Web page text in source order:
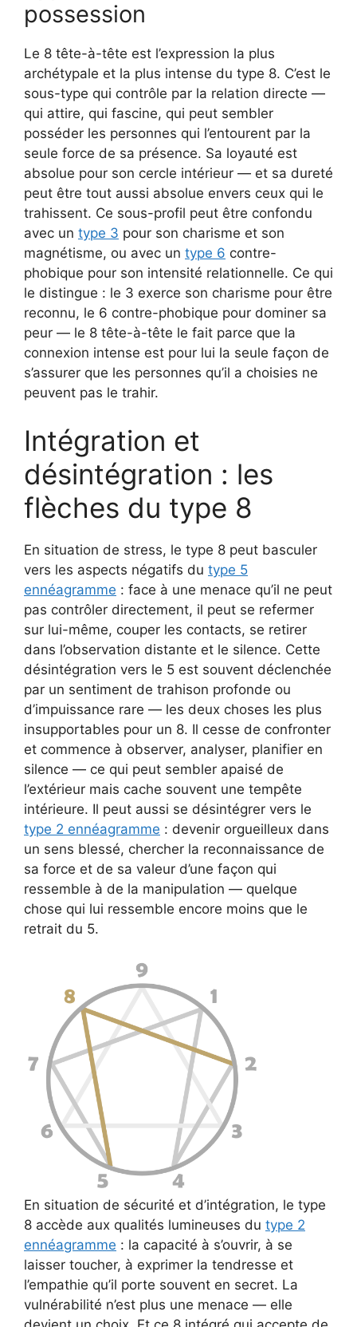
possession
Le 8 tête-à-tête est l’expression la plus
archétypale et la plus intense du type 8. C’est le
sous-type qui contrôle par la relation directe —
qui attire, qui fascine, qui peut sembler
posséder les personnes qui l’entourent par la
seule force de sa présence. Sa loyauté est
absolue pour son cercle intérieur — et sa dureté
peut être tout aussi absolue envers ceux qui le
trahissent. Ce sous-profil peut être confondu
avec un type 3 pour son charisme et son
magnétisme, ou avec un type 6 contre-
phobique pour son intensité relationnelle. Ce qui
le distingue : le 3 exerce son charisme pour être
reconnu, le 6 contre-phobique pour dominer sa
peur — le 8 tête-à-tête le fait parce que la
connexion intense est pour lui la seule façon de
s’assurer que les personnes qu’il a choisies ne
peuvent pas le trahir.
Intégration et
désintégration : les
flèches du type 8
En situation de stress, le type 8 peut basculer
vers les aspects négatifs du type 5
ennéagramme : face à une menace qu’il ne peut
pas contrôler directement, il peut se refermer
sur lui-même, couper les contacts, se retirer
dans l’observation distante et le silence. Cette
désintégration vers le 5 est souvent déclenchée
par un sentiment de trahison profonde ou
d’impuissance rare — les deux choses les plus
insupportables pour un 8. Il cesse de confronter
et commence à observer, analyser, planifier en
silence — ce qui peut sembler apaisé de
l’extérieur mais cache souvent une tempête
intérieure. Il peut aussi se désintégrer vers le
type 2 ennéagramme : devenir orgueilleux dans
un sens blessé, chercher la reconnaissance de
sa force et de sa valeur d’une façon qui
ressemble à de la manipulation — quelque
chose qui lui ressemble encore moins que le
retrait du 5.
En situation de sécurité et d’intégration, le type
8 accède aux qualités lumineuses du type 2
ennéagramme : la capacité à s’ouvrir, à se
laisser toucher, à exprimer la tendresse et
l’empathie qu’il porte souvent en secret. La
vulnérabilité n’est plus une menace — elle